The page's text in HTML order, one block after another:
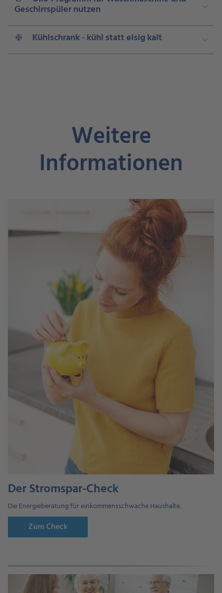
Geschirrspüler nutzen
ac_unit Kühlschrank - kühl statt eisig kalt
Weitere
Informationen
Der Stromspar-Check
Die Energieberatung für einkommensschwache Haushalte.
Zum Check